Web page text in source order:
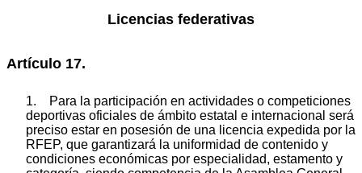
Licencias federativas
Artículo 17.
1. Para la participación en actividades o competiciones
deportivas oficiales de ámbito estatal e internacional será
preciso estar en posesión de una licencia expedida por la
RFEP, que garantizará la uniformidad de contenido y
condiciones económicas por especialidad, estamento y